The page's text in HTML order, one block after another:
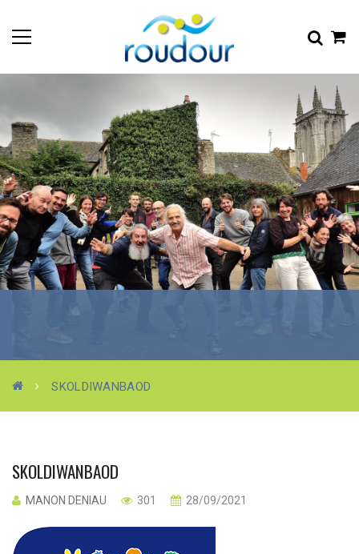
SKOLDIWANBAOD
SKOLDIWANBAOD
MANON DENIAU 301 28/09/2021